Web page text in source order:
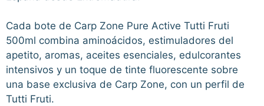
Cada bote de Carp Zone Pure Active Tutti Fruti
500ml combina aminoácidos, estimuladores del
apetito, aromas, aceites esenciales, edulcorantes
intensivos y un toque de tinte fluorescente sobre
una base exclusiva de Carp Zone, con un perfil de
Tutti Fruti.